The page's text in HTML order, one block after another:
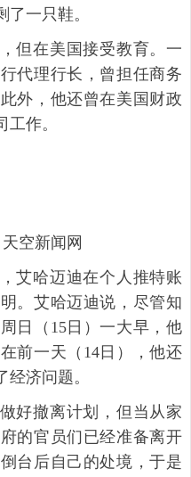
一只鞋。
但在美国接受教育。一
代理行长，曾担任商务
外，他还曾在美国财政
作。
空新闻网
艾哈迈迪在个人推特账
。艾哈迈迪说，尽管知
日（15日）一大早，他
前一天（14日），他还
济问题。
好撤离计划，但当从家
的官员们已经准备离开
台后自己的处境，于是